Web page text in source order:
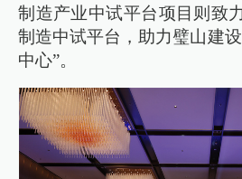
制造产业中试平台项目则致
制造中试平台，助力璧山建
中心”。